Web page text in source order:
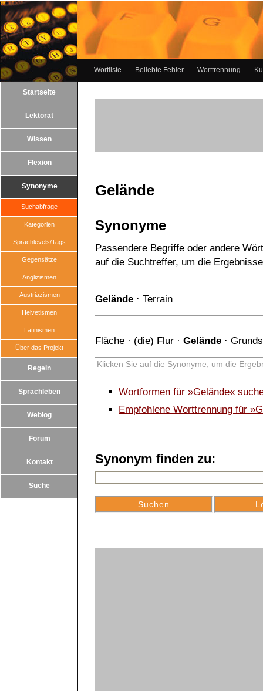
Wortliste Beliebte Fehler Worttrennung
Startseite
Lektorat
Wissen
Flexion
Synonyme
Suchabfrage
Kategorien
Sprachlevels/Tags
Gegensätze
Anglizismen
Austriazismen
Helvetismen
Latinismen
Über das Projekt
Regeln
Sprachleben
Weblog
Forum
Kontakt
Suche
Gelände
Synonyme
Passendere Begriffe oder andere
auf die Suchtreffer, um die
Gelände · Terrain
Fläche · (die) Flur · Gelände ·
Klicken Sie auf die Synonyme, um die
Wortformen für »Gelände«
Empfohlene Worttrennung für
Synonym finden zu: